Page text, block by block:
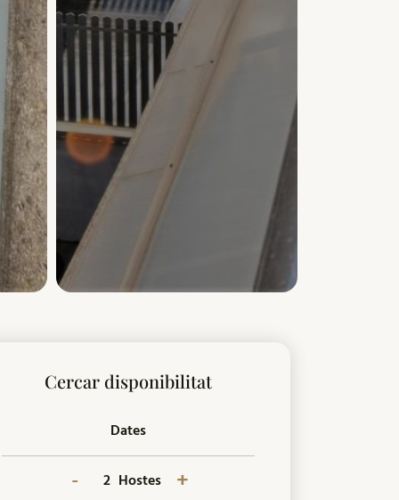
Cercar disponibilitat
Dates
- Hostes +